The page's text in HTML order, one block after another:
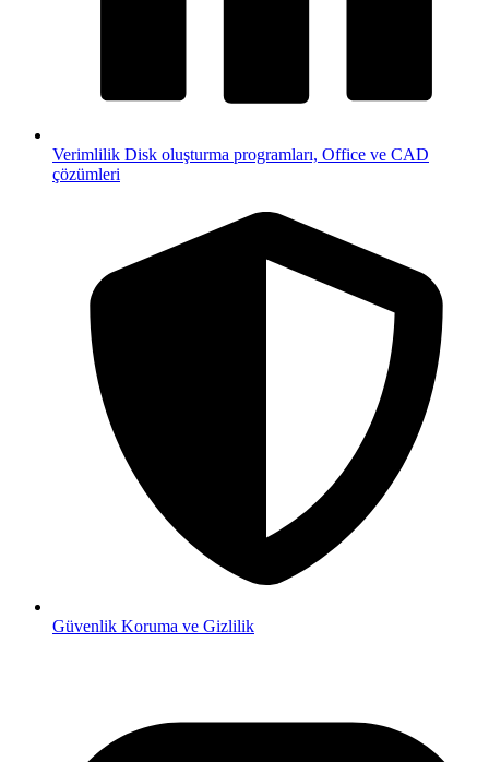
Verimlilik Disk oluşturma programları, Office ve CAD
çözümleri
Güvenlik Koruma ve Gizlilik